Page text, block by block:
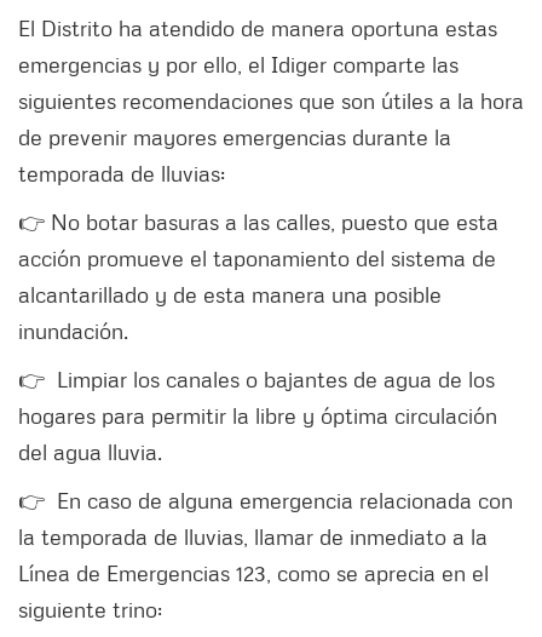
El Distrito ha atendido de manera oportuna estas
emergencias y por ello, el Idiger comparte las
siguientes recomendaciones que son útiles a la hora
de prevenir mayores emergencias durante la
temporada de lluvias:
👉 No botar basuras a las calles, puesto que esta
acción promueve el taponamiento del sistema de
alcantarillado y de esta manera una posible
inundación.
👉 Limpiar los canales o bajantes de agua de los
hogares para permitir la libre y óptima circulación
del agua lluvia.
👉 En caso de alguna emergencia relacionada con
la temporada de lluvias, llamar de inmediato a la
Línea de Emergencias 123, como se aprecia en el
siguiente trino: